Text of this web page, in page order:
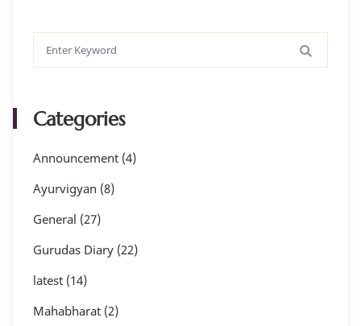
Categories
Announcement (4)
Ayurvigyan (8)
General (27)
Gurudas Diary (22)
latest (14)
Mahabharat (2)